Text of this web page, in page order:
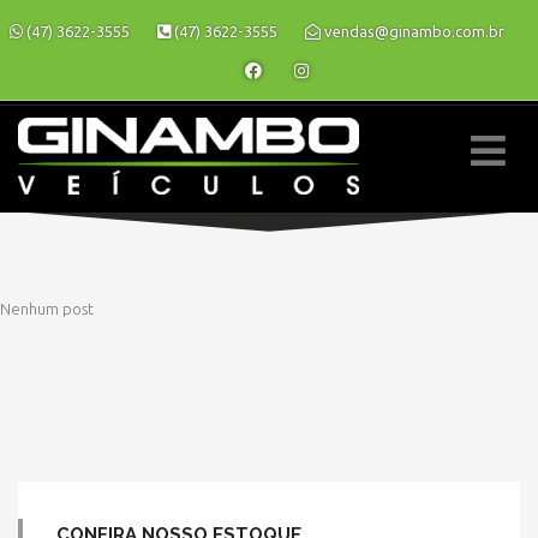
(47) 3622-3555 (47) 3622-3555 vendas@ginambo.com.br
Nenhum post